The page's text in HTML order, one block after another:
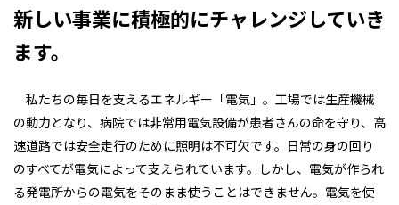
新しい事業に積極的にチャレンジしていき
ます。
私たちの毎日を支えるエネルギー「電気」。工場では生産機械
の動力となり、病院では非常用電気設備が患者さんの命を守り、高
速道路では安全走行のために照明は不可欠です。日常の身の回り
のすべてが電気によって支えられています。しかし、電気が作られ
る発電所からの電気をそのまま使うことはできません。電気を使